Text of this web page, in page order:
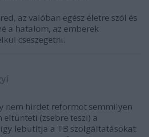
az valóban egész életre szól és
a hatalom, az emberek
cseszegetni.
nem hirdet reformot semmilyen
eltünteti (zsebre teszi) a
lebutítja a TB szolgáltatásokat.